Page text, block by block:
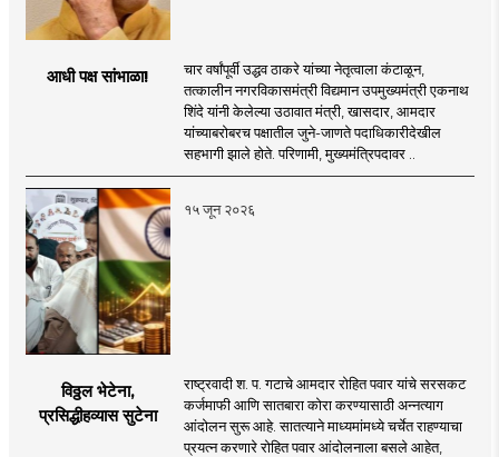
आधी पक्ष सांभाळा!
चार वर्षांपूर्वी उद्धव ठाकरे यांच्या नेतृत्वाला कंटाळून,
तत्कालीन नगरविकासमंत्री विद्यमान उपमुख्यमंत्री एकनाथ
शिंदे यांनी केलेल्या उठावात मंत्री, खासदार, आमदार
यांच्याबरोबरच पक्षातील जुने-जाणते पदाधिकारीदेखील
सहभागी झाले होते. परिणामी, मुख्यमंत्रिपदावर ..
१५ जून २०२६
विठ्ठल भेटेना,
प्रसिद्धीहव्यास सुटेना
राष्ट्रवादी श. प. गटाचे आमदार रोहित पवार यांचे सरसकट
कर्जमाफी आणि सातबारा कोरा करण्यासाठी अन्नत्याग
आंदोलन सुरू आहे. सातत्याने माध्यमांमध्ये चर्चेत राहण्याचा
प्रयत्न करणारे रोहित पवार आंदोलनाला बसले आहेत,